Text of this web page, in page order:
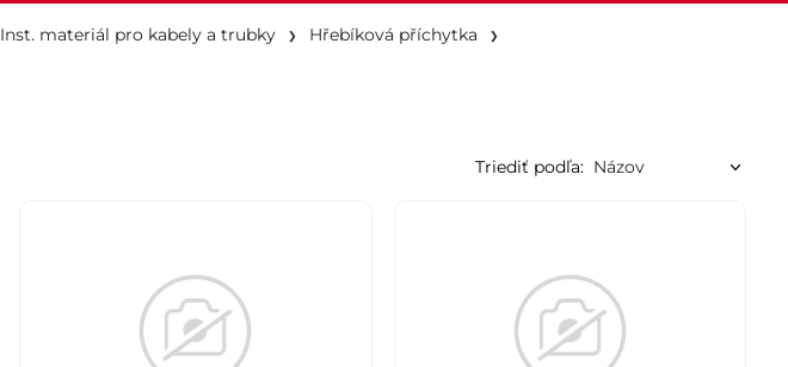
Inst. materiál pro kabely a trubky Hřebíková příchytka
Triediť podľa: